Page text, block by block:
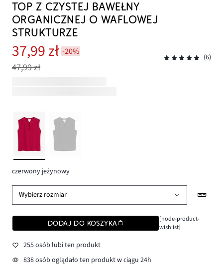
TOP Z CZYSTEJ BAWEŁNY
ORGANICZNEJ O WAFLOWEJ
STRUKTURZE
37,99 zł -20%
47,99 zł
(6)
czerwony jeżynowy
Wybierz rozmiar
DODAJ DO KOSZYKA
[node-product-
wishlist]
255 osób lubi ten produkt
838 osób oglądało ten produkt w ciągu 24h